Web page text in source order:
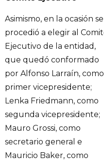
Asimismo, en la ocasión se
procedió a elegir al
Ejecutivo de la entidad,
que quedó conformado
por Alfonso Larraín, como
primer vicepresidente;
Lenka Friedmann, como
segunda vicepresidente;
Mauro Grossi, como
secretario general e
Mauricio Baker, como